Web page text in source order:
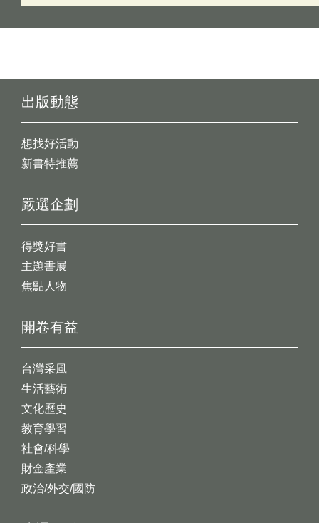
出版動態
想找好活動
新書特推薦
開卷有益
台灣采風
生活藝術
文化歷史
教育學習
社會/科學
財金產業
政治/外交/國防
嚴選企劃
得獎好書
主題書展
焦點人物